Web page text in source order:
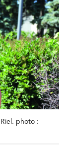
photo :